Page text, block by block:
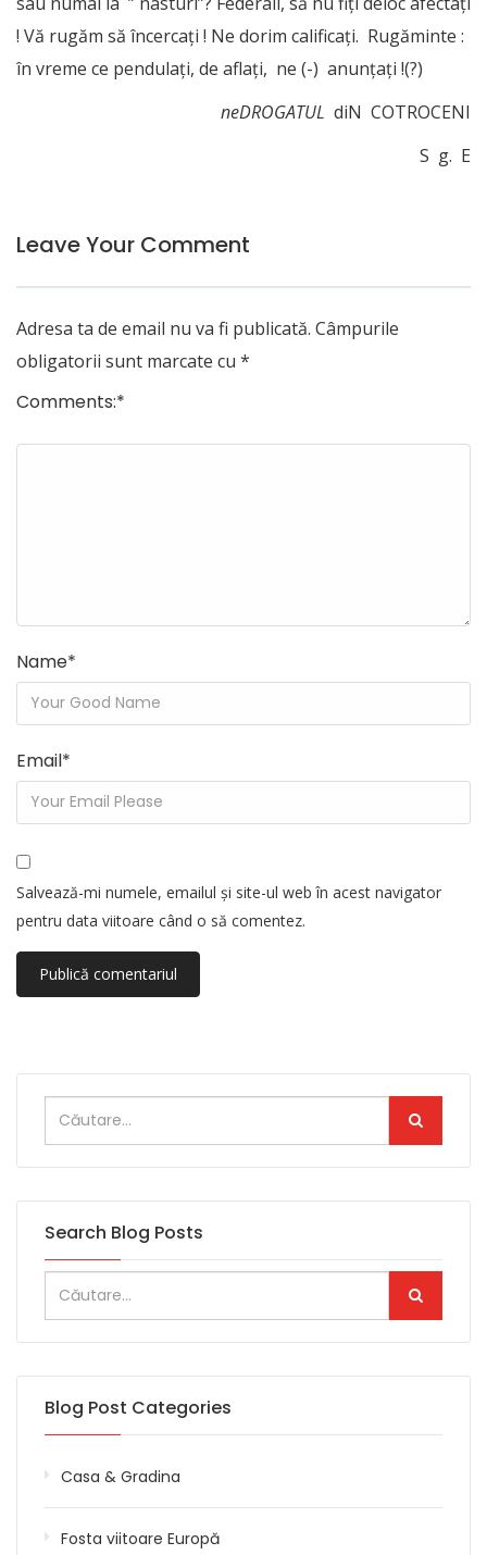
! Vă rugăm să încercați ! Ne dorim calificați. Rugăminte :
în vreme ce pendulați, de aflați, ne (-) anunțați !(?)
neDROGATUL diN COTROCENI
S g. E
Leave Your Comment
Adresa ta de email nu va fi publicată. Câmpurile
obligatorii sunt marcate cu *
Comments:*
Name*
Email*
Salvează-mi numele, emailul și site-ul web în acest navigator
pentru data viitoare când o să comentez.
Search Blog Posts
Blog Post Categories
Casa & Gradina
Fosta viitoare Europă